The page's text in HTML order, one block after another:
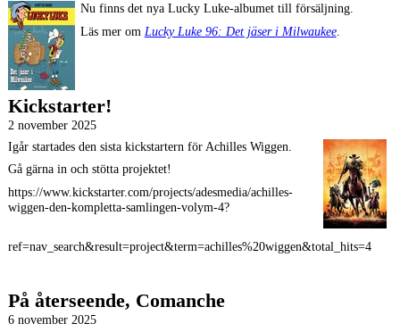
Nu finns det nya Lucky Luke-albumet till försäljning.
Läs mer om Lucky Luke 96: Det jäser i Milwaukee.
Kickstarter!
2 november 2025
Igår startades den sista kickstartern för Achilles Wiggen.
Gå gärna in och stötta projektet!
https://www.kickstarter.com/projects/adesmedia/achilles-
wiggen-den-kompletta-samlingen-volym-4?
ref=nav_search&result=project&term=achilles%20wiggen&total_hits=4
På återseende, Comanche
6 november 2025